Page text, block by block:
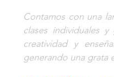
Contamos con una
clases individuales
creatividad y
generando una grata